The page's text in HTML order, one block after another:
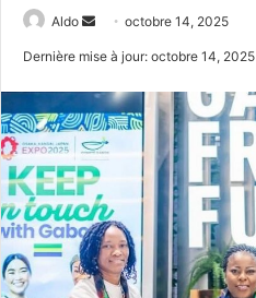
Aldo
Envoyeroctobre 14, 2025
Dernière mise à jour: octobre 14, 2025